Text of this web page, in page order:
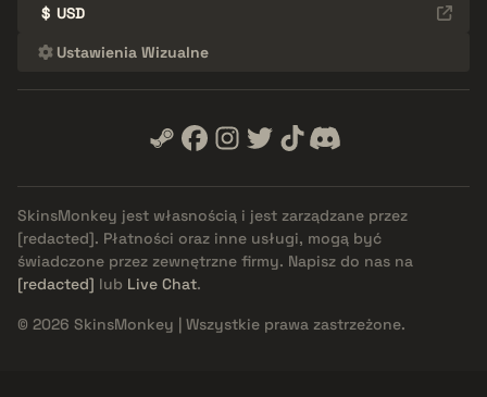
$ USD
Ustawienia Wizualne
SkinsMonkey jest własnością i jest zarządzane przez
[redacted]. Płatności oraz inne usługi, mogą być
świadczone przez zewnętrzne firmy. Napisz do nas na
[redacted] lub Live Chat.
© 2026 SkinsMonkey | Wszystkie prawa zastrzeżone.